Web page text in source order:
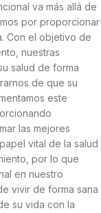
va más allá de
por proporcionar
Con el objetivo de
nuestras
salud de forma
de que su
este
las mejores
vital de la salud
por lo que
en nuestro
vivir de forma sana
su vida con la